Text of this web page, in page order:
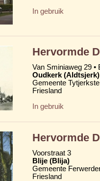
In gebruik
Hervormde
Van Sminiaweg 29 •
Oudkerk (Aldtsjerk)
Gemeente
Friesland
In gebruik
Hervormde
Voorstraat 3
Blije (Blija)
Gemeente
Friesland